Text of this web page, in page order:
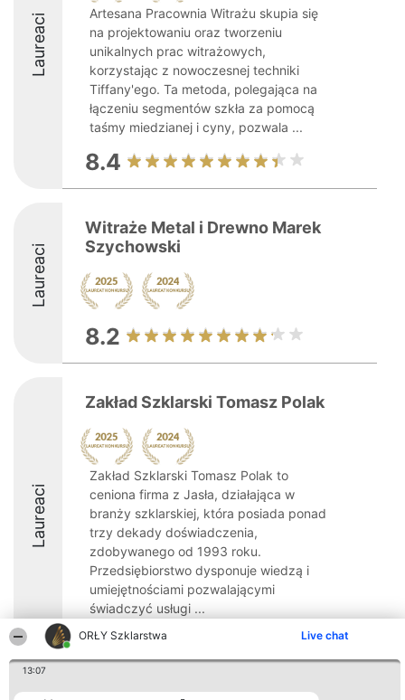
ORŁY Szklarstwa Live chat
13:07
Laureaci
Artesana Pracownia Witrażu skupia się
na projektowaniu oraz tworzeniu
unikalnych prac witrażowych,
korzystając z nowoczesnej techniki
Tiffany'ego. Ta metoda, polegająca na
łączeniu segmentów szkła za pomocą
taśmy miedzianej i cyny, pozwala ...
8.4
Laureaci
Witraże Metal i Drewno Marek
Szychowski
8.2
Laureaci
Zakład Szklarski Tomasz Polak
Zakład Szklarski Tomasz Polak to
ceniona firma z Jasła, działająca w
branży szklarskiej, która posiada ponad
trzy dekady doświadczenia,
zdobywanego od 1993 roku.
Przedsiębiorstwo dysponuje wiedzą i
umiejętnościami pozwalającymi
świadczyć usługi ...
8.6